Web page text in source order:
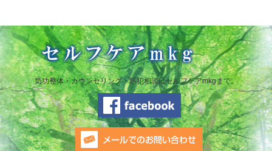
気功整体・カウンセリング・防犯相談はセルフケアmkgまで。